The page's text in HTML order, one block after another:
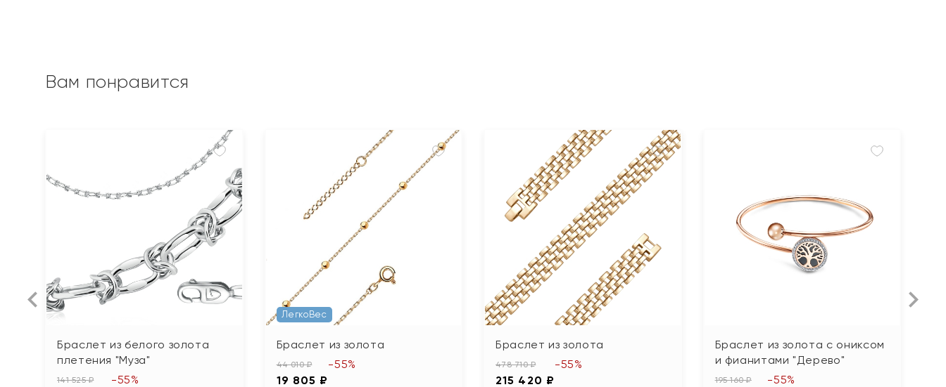
Вам понравится
Браслет из белого золота
плетения "Муза"
141 525 ₽ -55%
ЛегкоВес
Браслет из золота
44 010 ₽
19 805 ₽
-55%
Браслет из золота
478 710 ₽
215 420 ₽
-55%
Браслет из золота с ониксом
и фианитами "Дерево"
195 160 ₽ -55%